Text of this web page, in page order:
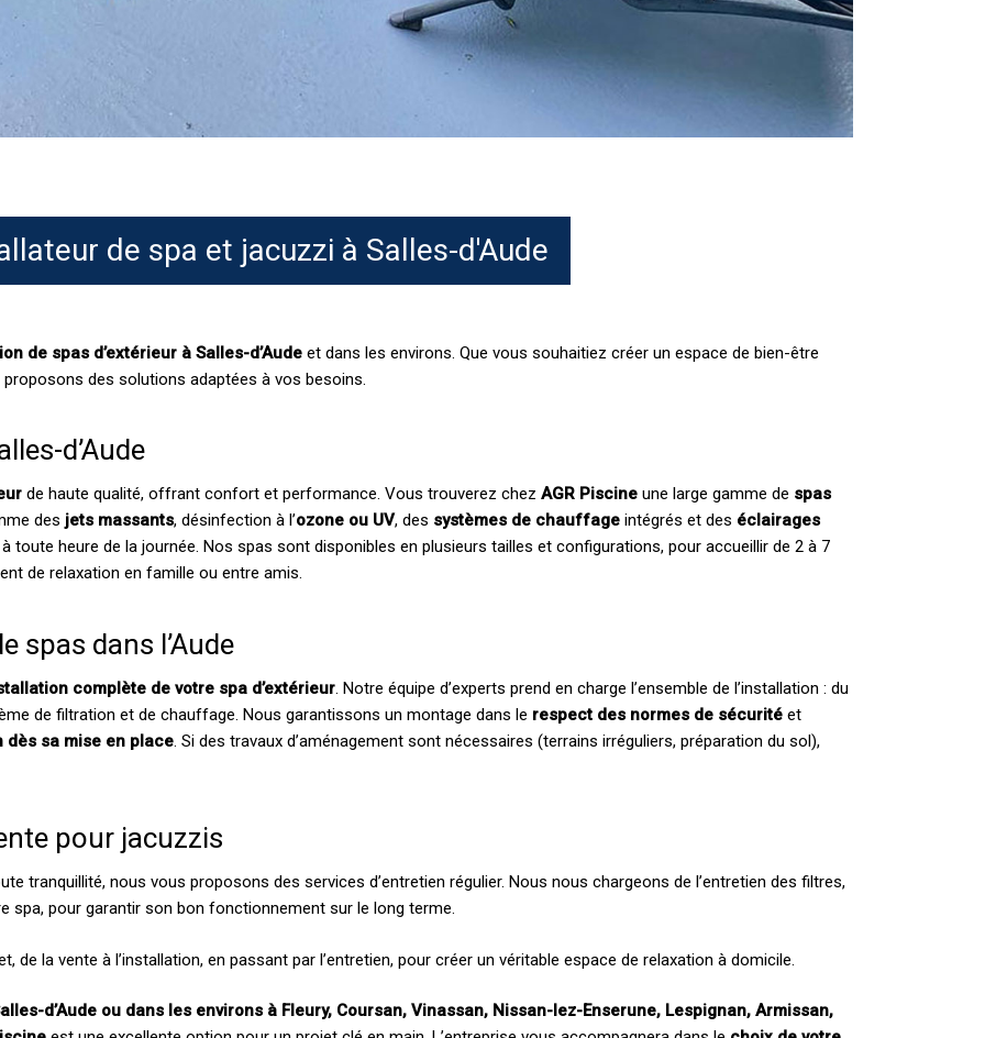
de spa et jacuzzi à Salles-d'Aude
de spas d’extérieur à Salles-d’Aude et dans les environs. Que vous souhaitiez créer un espace de bien-être
des solutions adaptées à vos besoins.
d’Aude
de haute qualité, offrant confort et performance. Vous trouverez chezAGR Piscine une large gamme de spas
des jets massants, désinfection à l’ozone ou UV, des systèmes de chauffage intégrés et des éclairages
toute heure de la journée. Nos spas sont disponibles en plusieurs tailles et configurations, pour accueillir de 2 à 7
de relaxation en famille ou entre amis.
spas dans l’Aude
complète de votre spa d’extérieur. Notre équipe d’experts prend en charge l’ensemble de l’installation : du
de filtration et de chauffage. Nous garantissons un montage dans le respect des normes de sécurité et
dès sa mise en place. Si des travaux d’aménagement sont nécessaires (terrains irréguliers, préparation du sol),
pour jacuzzis
tranquillité, nous vous proposons des services d’entretien régulier. Nous nous chargeons de l’entretien des filtres,
spa, pour garantir son bon fonctionnement sur le long terme.
de la vente à l’installation, en passant par l’entretien, pour créer un véritable espace de relaxation à domicile.
d’Aude ou dans les environs à Fleury, Coursan, Vinassan, Nissan-lez-Enserune, Lespignan, Armissan,